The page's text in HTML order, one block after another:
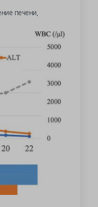
печени,